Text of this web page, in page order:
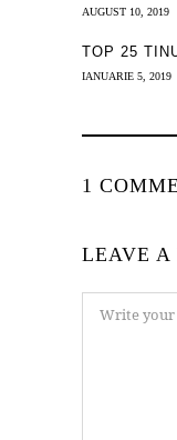
AUGUST 10, 2019
TOP 25
IANUARIE 5, 2019
1
LEAVE A